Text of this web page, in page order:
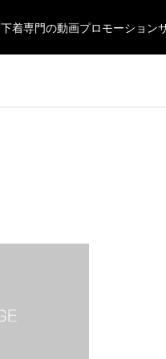
下着専門の動画プロモーション